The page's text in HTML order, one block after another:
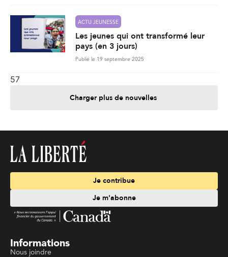
ACTU JEUNESSE
Les jeunes qui ont transformé leur
pays (en 3 jours)
Publié le 19 septembre 2025
57
Charger plus de nouvelles
Je contribue
Je m'abonne
Informations
Nous joindre